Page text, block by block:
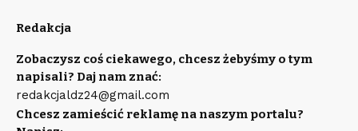
Redakcja
Zobaczysz coś ciekawego, chcesz żebyśmy o tym
napisali? Daj nam znać:
redakcjaldz24@gmail.com
Chcesz zamieścić reklamę na naszym portalu?